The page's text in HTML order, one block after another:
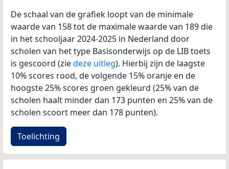
De schaal van de grafiek loopt van de minimale
waarde van 158 tot de maximale waarde van 189 die
in het schooljaar 2024-2025 in Nederland door
scholen van het type Basisonderwijs op de LIB toets
is gescoord (ziedeze uitleg). Hierbij zijn de laagste
10% scores rood, de volgende 15% oranje en de
hoogste 25% scores groen gekleurd (25% van de
scholen haalt minder dan 173 punten en 25% van de
scholen scoort meer dan 178 punten).
Toelichting